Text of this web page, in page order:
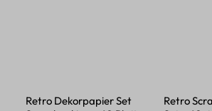
Retro Dekorpapier Set
Retro